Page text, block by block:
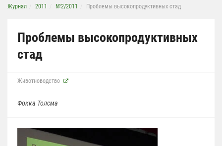
Журнал 2011 №2/2011 Проблемы высокопродуктивных стад
Проблемы высокопродуктивных
стад
Животноводство
Фокка Толсма